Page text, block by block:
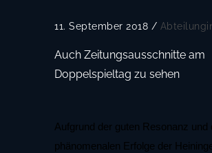
11. September 2018 /
Auch Zeitungsausschnitte am
Doppelspieltag zu sehen
Aufgrund der guten Resonanz und
phänomenalen Erfolge der